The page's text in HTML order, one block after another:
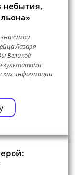
небытия,
Лазаря
Великой
информации